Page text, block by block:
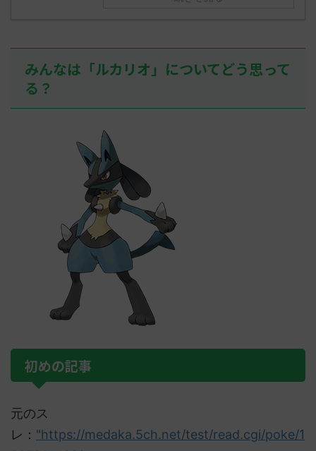
みんなは「ルカリオ」についてどう思って
る？
初めの記事
元のス
レ： "https://medaka.5ch.net/test/read.cgi/poke/1